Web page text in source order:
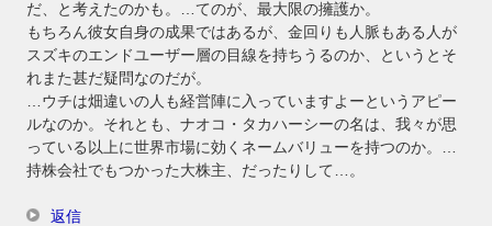
だ、と考えたのかも。…てのが、最大限の擁護か。
もちろん彼女自身の成果ではあるが、金回りも人脈もある人が
スズキのエンドユーザー層の目線を持ちうるのか、というとそ
れまた甚だ疑問なのだが。
…ウチは畑違いの人も経営陣に入っていますよーというアピー
ルなのか。それとも、ナオコ・タカハーシーの名は、我々が思
っている以上に世界市場に効くネームバリューを持つのか。…
持株会社でもつかった大株主、だったりして…。
返信